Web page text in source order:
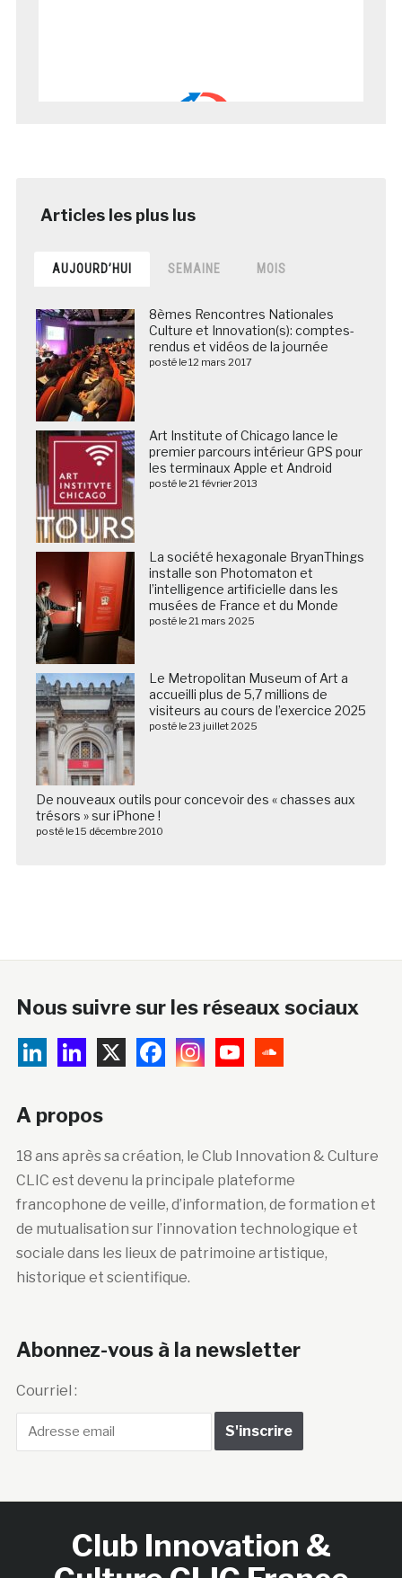
AUJOURD’HUI SEMAINE MOIS
8èmes Rencontres Nationales
Culture et Innovation(s): comptes-
rendus et vidéos de la journée
posté le 12 mars 2017
Art Institute of Chicago lance le
premier parcours intérieur GPS pour
les terminaux Apple et Android
posté le 21 février 2013
La société hexagonale BryanThings
installe son Photomaton et
l’intelligence artificielle dans les
musées de France et du Monde
posté le 21 mars 2025
Le Metropolitan Museum of Art a
accueilli plus de 5,7 millions de
visiteurs au cours de l’exercice 2025
posté le 23 juillet 2025
De nouveaux outils pour concevoir des « chasses aux
trésors » sur iPhone !
posté le 15 décembre 2010
Nous suivre sur les réseaux sociaux
A propos
18 ans après sa création, le Club Innovation & Culture
CLIC est devenu la principale plateforme
francophone de veille, d’information, de formation et
de mutualisation sur l’innovation technologique et
sociale dans les lieux de patrimoine artistique,
historique et scientifique.
Abonnez-vous à la newsletter
Courriel :
Club Innovation &